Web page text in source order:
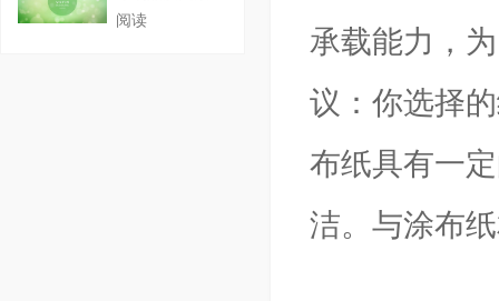
承载能力，
议：你选择
布纸具有一
洁。与涂布
印刷
阅读